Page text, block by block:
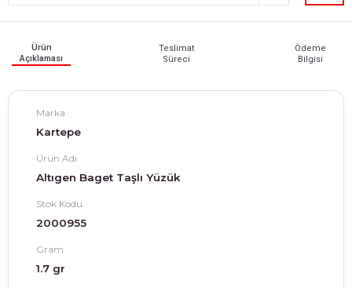
Ürün
Açıklaması
Teslimat
Süreci
Ödeme
Bilgisi
Marka
Kartepe
Ürün Adı
Altıgen Baget Taşlı Yüzük
Stok Kodu
2000955
Gram
1.7 gr